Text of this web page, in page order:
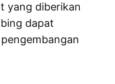
yang diberikan
dapat